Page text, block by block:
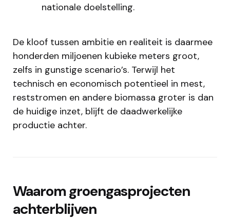
nationale doelstelling.​
De kloof tussen ambitie en realiteit is daarmee
honderden miljoenen kubieke meters groot,
zelfs in gunstige scenario’s. Terwijl het
technisch en economisch potentieel in mest,
reststromen en andere biomassa groter is dan
de huidige inzet, blijft de daadwerkelijke
productie achter.
Waarom groengasprojecten
achterblijven